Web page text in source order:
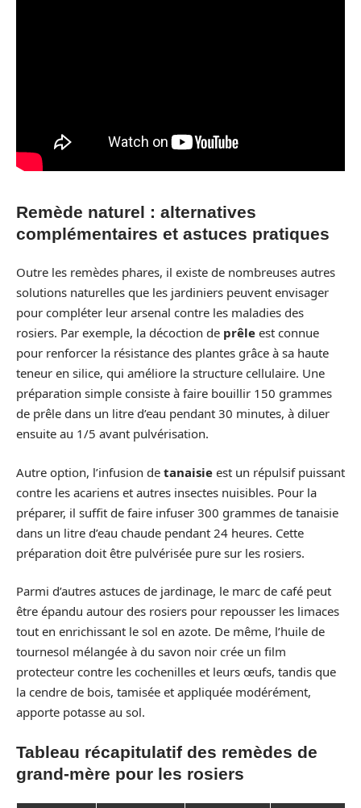
Remède naturel : alternatives
complémentaires et astuces pratiques
Outre les remèdes phares, il existe de nombreuses autres
solutions naturelles que les jardiniers peuvent envisager
pour compléter leur arsenal contre les maladies des
rosiers. Par exemple, la décoction de prêle est connue
pour renforcer la résistance des plantes grâce à sa haute
teneur en silice, qui améliore la structure cellulaire. Une
préparation simple consiste à faire bouillir 150 grammes
de prêle dans un litre d’eau pendant 30 minutes, à diluer
ensuite au 1/5 avant pulvérisation.
Autre option, l’infusion de tanaisie est un répulsif puissant
contre les acariens et autres insectes nuisibles. Pour la
préparer, il suffit de faire infuser 300 grammes de tanaisie
dans un litre d’eau chaude pendant 24 heures. Cette
préparation doit être pulvérisée pure sur les rosiers.
Parmi d’autres astuces de jardinage, le marc de café peut
être épandu autour des rosiers pour repousser les limaces
tout en enrichissant le sol en azote. De même, l’huile de
tournesol mélangée à du savon noir crée un film
protecteur contre les cochenilles et leurs œufs, tandis que
la cendre de bois, tamisée et appliquée modérément,
apporte potasse au sol.
Tableau récapitulatif des remèdes de
grand-mère pour les rosiers